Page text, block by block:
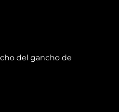
del gancho de